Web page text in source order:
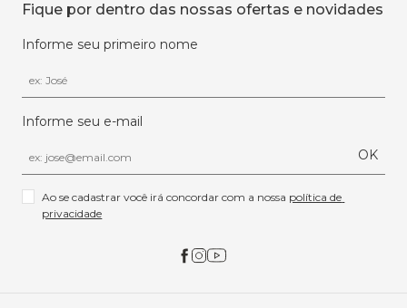
Fique por dentro das nossas ofertas e novidades
Informe seu primeiro nome
Informe seu e-mail
OK
Ao se cadastrar você irá concordar com a nossa política de
privacidade